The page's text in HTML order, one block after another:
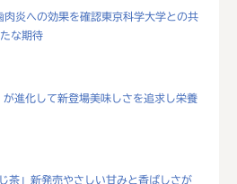
炎への効果を確認東京科学大学との共
な期待
が進化して新登場美味しさを追求し栄養
茶」新発売やさしい甘みと香ばしさが